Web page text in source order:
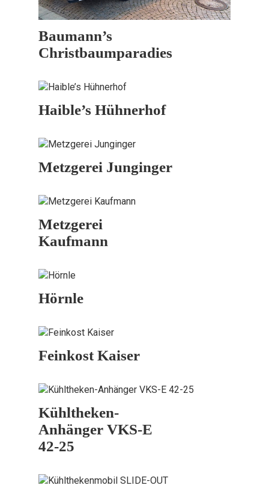
Baumann’s
Christbaumparadies
Haible’s Hühnerhof
Metzgerei Junginger
Metzgerei
Kaufmann
Hörnle
Feinkost Kaiser
Kühltheken-
Anhänger VKS-E
42-25